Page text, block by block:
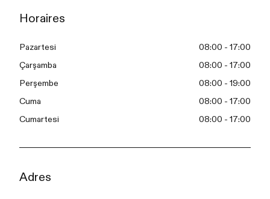
Horaires
Pazartesi 08:00 - 17:00
Çarşamba 08:00 - 17:00
Perşembe 08:00 - 19:00
Cuma 08:00 - 17:00
Cumartesi 08:00 - 17:00
Adres